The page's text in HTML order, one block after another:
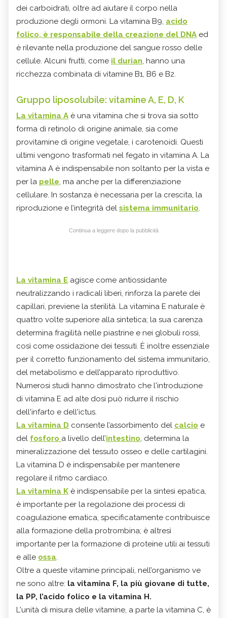
dei carboidrati, oltre ad aiutare il corpo nella
produzione degli ormoni. La vitamina B9, acido
folico, è responsabile della creazione del DNA ed
è rilevante nella produzione del sangue rosso delle
cellule. Alcuni frutti, come il durian, hanno una
ricchezza combinata di vitamine B1, B6 e B2.
Gruppo liposolubile: vitamine A, E, D, K
La vitamina A è una vitamina che si trova sia sotto
forma di retinolo di origine animale, sia come
provitamine di origine vegetale, i carotenoidi. Questi
ultimi vengono trasformati nel fegato in vitamina A. La
vitamina A è indispensabile non soltanto per la vista e
per la pelle, ma anche per la differenziazione
cellulare. In sostanza è necessaria per la crescita, la
riproduzione e l’integrità del sistema immunitario.
Continua a leggere dopo la pubblicità
La vitamina E agisce come antiossidante
neutralizzando i radicali liberi, rinforza la parete dei
capillari, previene la sterilità. La vitamina E naturale è
quattro volte superiore alla sintetica; la sua carenza
determina fragilità nelle piastrine e nei globuli rossi,
così come ossidazione dei tessuti. È inoltre essenziale
per il corretto funzionamento del sistema immunitario,
del metabolismo e dell’apparato riproduttivo.
Numerosi studi hanno dimostrato che l'introduzione
di vitamina E ad alte dosi può ridurre il rischio
dell'infarto e dell'ictus.
La vitamina D consente l’assorbimento del calcio e
del fosforo a livello dell’intestino, determina la
mineralizzazione del tessuto osseo e delle cartilagini.
La vitamina D è indispensabile per mantenere
regolare il ritmo cardiaco.
La vitamina K è indispensabile per la sintesi epatica,
è importante per la regolazione dei processi di
coagulazione ematica, specificatamente contribuisce
alla formazione della protrombina; è altresì
importante per la formazione di proteine utili ai tessuti
e alle ossa.
Oltre a queste vitamine principali, nell’organismo ve
ne sono altre: la vitamina F, la più giovane di tutte,
la PP, l’acido folico e la vitamina H.
L'unità di misura delle vitamine, a parte la vitamina C, è